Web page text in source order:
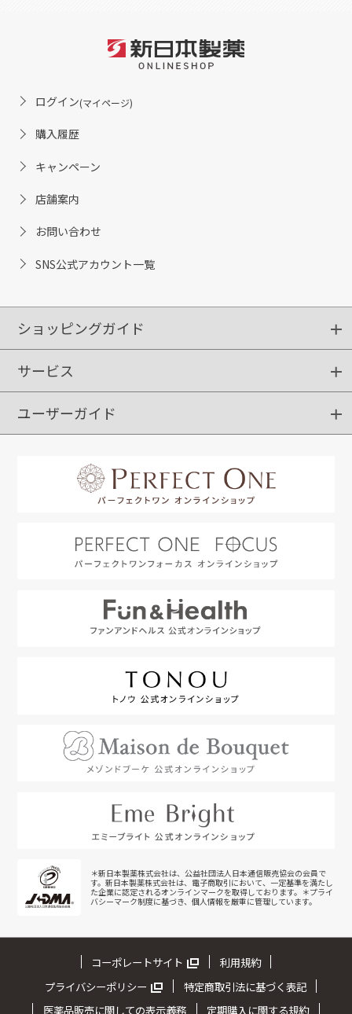
ログイン(マイページ)
購入履歴
キャンペーン
店舗案内
お問い合わせ
SNS公式アカウント一覧
ショッピングガイド
ショッピングガイド
ご注文方法
送料・配送
クーポンご利用方法
サービス
定期購入
ポイントサービス
お知らせメール
ユーザーガイド
＊新日本製薬株式会社は、公益社団法人日本通信販売協会の会員で
す。新日本製薬株式会社は、電子商取引において、一定基準を満たし
た企業に認定されるオンラインマークを取得しております。＊プライ
バシーマーク制度に基づき、個人情報を厳重に管理しています。
コーポレートサイト
利用規約
プライバシーポリシー
特定商取引法に基づく表記
医薬品販売に関しての表示義務
定期購入に関する規約